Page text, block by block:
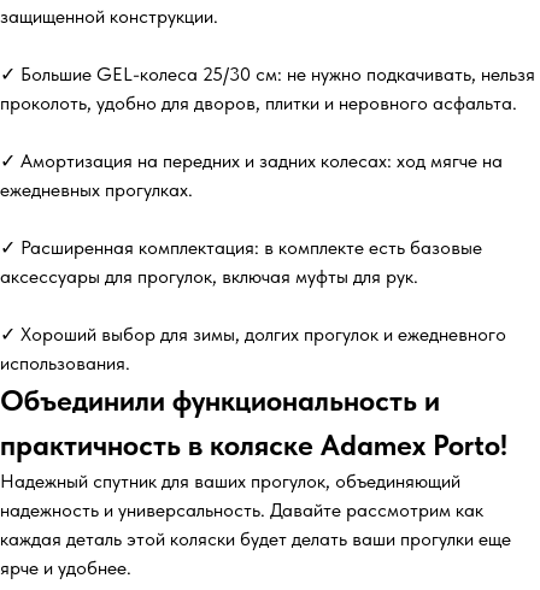
защищенной конструкции.
✓ Большие GEL-колеса 25/30 см: не нужно подкачивать, нельзя
проколоть, удобно для дворов, плитки и неровного асфальта.
✓ Амортизация на передних и задних колесах: ход мягче на
ежедневных прогулках.
✓ Расширенная комплектация: в комплекте есть базовые
аксессуары для прогулок, включая муфты для рук.
✓ Хороший выбор для зимы, долгих прогулок и ежедневного
использования.
Объединили функциональность и
практичность в коляске Adamex Porto!
Надежный спутник для ваших прогулок, объединяющий
надежность и универсальность. Давайте рассмотрим как
каждая деталь этой коляски будет делать ваши прогулки еще
ярче и удобнее.